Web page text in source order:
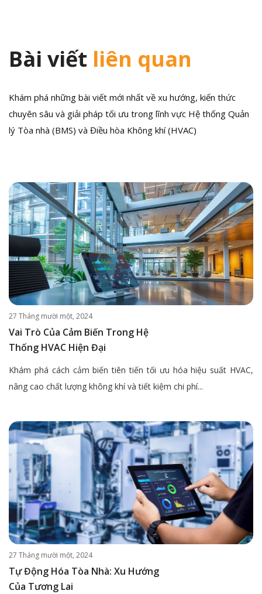
Bài viết liên quan
Khám phá những bài viết mới nhất về xu hướng, kiến thức
chuyên sâu và giải pháp tối ưu trong lĩnh vực Hệ thống Quản
lý Tòa nhà (BMS) và Điều hòa Không khí (HVAC)
27 Tháng mười một, 2024
Vai Trò Của Cảm Biến Trong Hệ
Thống HVAC Hiện Đại
Khám phá cách cảm biến tiên tiến tối ưu hóa hiệu suất HVAC,
nâng cao chất lượng không khí và tiết kiệm chi phí...
27 Tháng mười một, 2024
Tự Động Hóa Tòa Nhà: Xu Hướng
Của Tương Lai